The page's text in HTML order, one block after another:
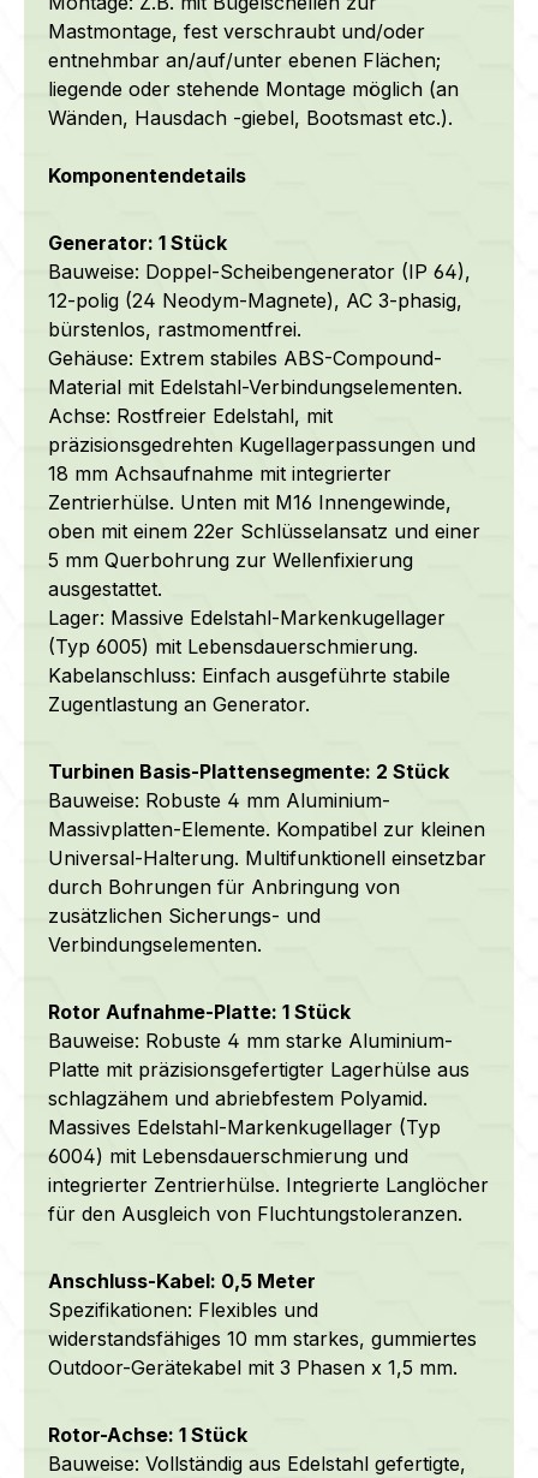
Mastmontage, fest verschraubt und/oder
entnehmbar an/auf/unter ebenen Flächen;
liegende oder stehende Montage möglich (an
Wänden, Hausdach -giebel, Bootsmast etc.).
Komponentendetails
Generator: 1 Stück
Bauweise: Doppel-Scheibengenerator (IP 64),
12-polig (24 Neodym-Magnete), AC 3-phasig,
bürstenlos, rastmomentfrei.
Gehäuse: Extrem stabiles ABS-Compound-
Material mit Edelstahl-Verbindungselementen.
Achse: Rostfreier Edelstahl, mit
präzisionsgedrehten Kugellagerpassungen und
18 mm Achsaufnahme mit integrierter
Zentrierhülse. Unten mit M16 Innengewinde,
oben mit einem 22er Schlüsselansatz und einer
5 mm Querbohrung zur Wellenfixierung
ausgestattet.
Lager: Massive Edelstahl-Markenkugellager
(Typ 6005) mit Lebensdauerschmierung.
Kabelanschluss: Einfach ausgeführte stabile
Zugentlastung an Generator.
Turbinen Basis-Plattensegmente: 2 Stück
Bauweise: Robuste 4 mm Aluminium-
Massivplatten-Elemente. Kompatibel zur kleinen
Universal-Halterung. Multifunktionell einsetzbar
durch Bohrungen für Anbringung von
zusätzlichen Sicherungs- und
Verbindungselementen.
Rotor Aufnahme-Platte: 1 Stück
Bauweise: Robuste 4 mm starke Aluminium-
Platte mit präzisionsgefertigter Lagerhülse aus
schlagzähem und abriebfestem Polyamid.
Massives Edelstahl-Markenkugellager (Typ
6004) mit Lebensdauerschmierung und
integrierter Zentrierhülse. Integrierte Langlöcher
für den Ausgleich von Fluchtungstoleranzen.
Anschluss-Kabel: 0,5 Meter
Spezifikationen: Flexibles und
widerstandsfähiges 10 mm starkes, gummiertes
Outdoor-Gerätekabel mit 3 Phasen x 1,5 mm.
Rotor-Achse: 1 Stück
Bauweise: Vollständig aus Edelstahl gefertigte,